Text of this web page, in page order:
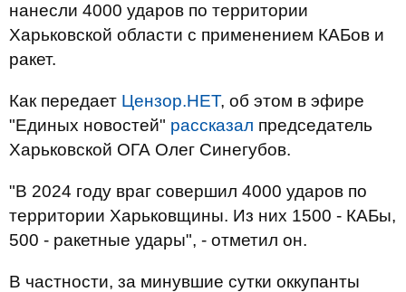
нанесли 4000 ударов по территории
Харьковской области с применением КАБов и
ракет.
Как передает Цензор.НЕТ, об этом в эфире
"Единых новостей" рассказал председатель
Харьковской ОГА Олег Синегубов.
"В 2024 году враг совершил 4000 ударов по
территории Харьковщины. Из них 1500 - КАБы,
500 - ракетные удары", - отметил он.
В частности, за минувшие сутки оккупанты